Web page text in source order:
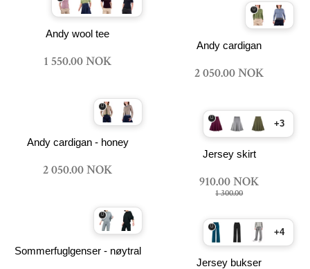
Andy wool tee
1 550.00 NOK
Andy cardigan
2 050.00 NOK
Andy cardigan - honey
2 050.00 NOK
+3
Jersey skirt
910.00 NOK
1 300.00
Sommerfuglgenser - nøytral
+4
Jersey bukser